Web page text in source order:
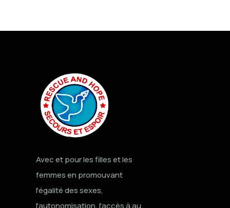
Avec et pour les filles et les
femmes en promouvant
l'égalité des sexes,
l'autonomisation, l'accès à au